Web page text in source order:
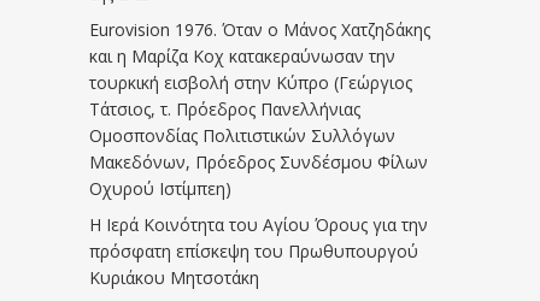
Eurovision 1976. Όταν ο Μάνος Χατζηδάκης
και η Μαρίζα Κοχ κατακεραύνωσαν την
τουρκική εισβολή στην Κύπρο (Γεώργιος
Τάτσιος, τ. Πρόεδρος Πανελλήνιας
Ομοσπονδίας Πολιτιστικών Συλλόγων
Μακεδόνων, Πρόεδρος Συνδέσμου Φίλων
Οχυρού Ιστίμπεη)
Η Ιερά Κοινότητα του Αγίου Όρους για την
πρόσφατη επίσκεψη του Πρωθυπουργού
Κυριάκου Μητσοτάκη